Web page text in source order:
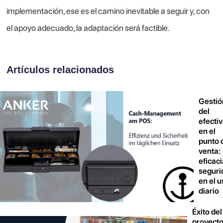
implementación, ese es el camino inevitable a seguir y, con
el apoyo adecuado, la adaptación será factible.
Artículos relacionados
del
en el
punto
venta:
en el
diario
Éxito del